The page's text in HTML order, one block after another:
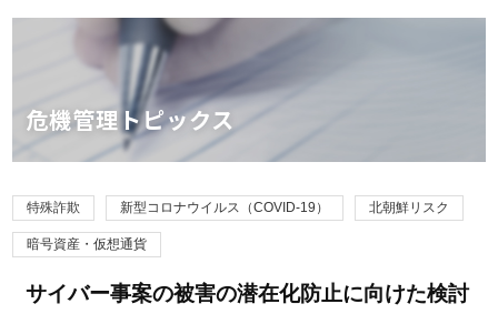
危機管理トピックス
特殊詐欺 新型コロナウイルス（COVID-19） 北朝鮮リスク
暗号資産・仮想通貨
サイバー事案の被害の潜在化防止に向けた検討